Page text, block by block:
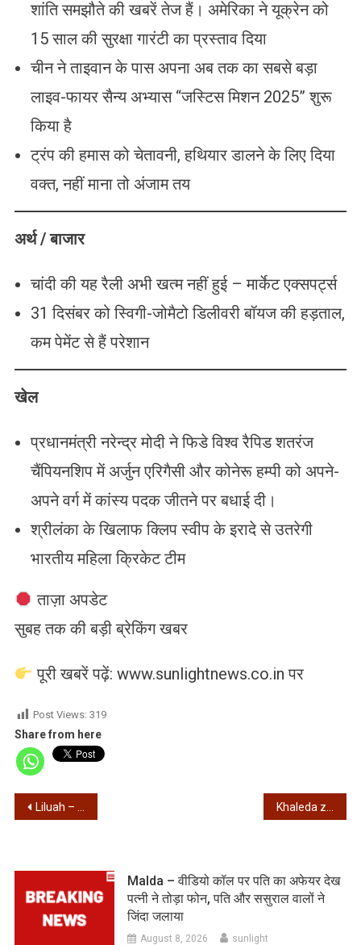
शांति समझौते की खबरें तेज हैं। अमेरिका ने यूक्रेन को
15 साल की सुरक्षा गारंटी का प्रस्ताव दिया
चीन ने ताइवान के पास अपना अब तक का सबसे बड़ा
लाइव-फायर सैन्य अभ्यास “जस्टिस मिशन 2025” शुरू
किया है
ट्रंप की हमास को चेतावनी, हथियार डालने के लिए दिया
वक्त, नहीं माना तो अंजाम तय
अर्थ / बाजार
चांदी की यह रैली अभी खत्म नहीं हुई – मार्केट एक्सपर्ट्स
31 दिसंबर को स्विगी-जोमैटो डिलीवरी बॉयज की हड़ताल,
कम पेमेंट से हैं परेशान
खेल
प्रधानमंत्री नरेन्‍द्र मोदी ने फिडे विश्व रैपिड शतरंज
चैंपियनशिप में अर्जुन एरिगैसी और कोनेरू हम्पी को अपने-
अपने वर्ग में कांस्य पदक जीतने पर बधाई दी।
श्रीलंका के खिलाफ क्लिप स्वीप के इरादे से उतरेगी
भारतीय महिला क्रिकेट टीम
ताज़ा अपडेट
सुबह तक की बड़ी ब्रेकिंग खबर
पूरी खबरें पढ़ें: www.sunlightnews.co.in पर
Post Views: 319
Share from here
Post
Liluah – पुष्करणा ब्रह्म बगीचा के ब्रह्म तेजेश्वर महादेव का हुआ रूद्राभिषेक
Malda – वीडियो कॉल पर पति का अफेयर देख
पत्नी ने तोड़ा फोन, पति और ससुराल वालों ने
जिंदा जलाया
August 8, 2026 sunlight